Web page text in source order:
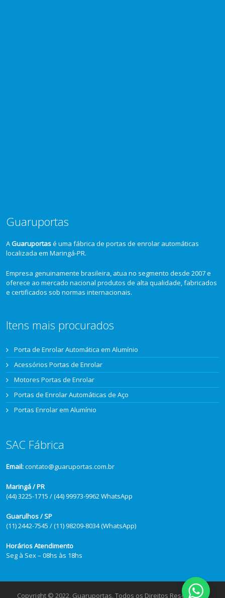
Guaruportas
AGuaruportasé uma fábrica de portas de enrolar automáticas
localizada em Maringá-PR.
Empresa genuinamente brasileira, atua no segmento desde 2007 e
oferece ao mercado nacional produtos de alta qualidade, fabricados
e certificados sob normas internacionais.
Itens mais procurados
Porta de Enrolar Automática em Alumínio
Acessórios Portas de Enrolar
Motores Portas de Enrolar
Portas de Enrolar Automáticas de Aço
Portas Enrolar em Alumínio
SAC Fábrica
Email:contato@guaruportas.com.br
Maringá / PR
(44) 3225-1715 / (44) 99973-9962 WhatsApp
Guarulhos / SP
(11) 2442-7545 / (11) 98209-8034 (WhatsApp)
Horários Atendimento
Seg à Sex – 08hs às 18hs
Copyright © 2022, Guaruportas. Todos os Direitos Reservados.